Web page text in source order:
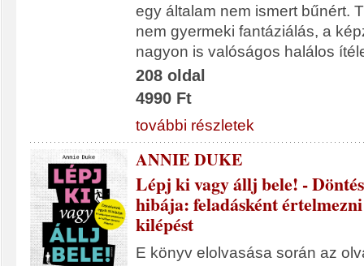
egy általam nem ismert bűnért.
nem gyermeki fantáziálás, a
nagyon is valóságos halálos
208 oldal
4990 Ft
további részletek
ANNIE DUKE
Lépj ki vagy állj bele! -
hibája: feladásként
kilépést
E könyv elolvasása során az